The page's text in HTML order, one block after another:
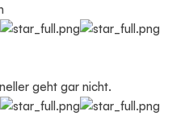
geht gar nicht.